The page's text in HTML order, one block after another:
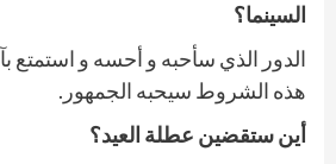
السينما؟
الدور الذي سأحبه و أحسه و استمتع
هذه الشروط سيحبه الجمهور.
أين ستقضين عطلة العيد؟